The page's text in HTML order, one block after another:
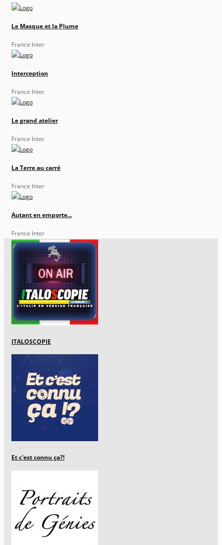
Le Masque et la Plume
France Inter
Interception
France Inter
Le grand atelier
France Inter
La Terre au carré
France Inter
Autant en emporte...
France Inter
ITALOSCOPIE
Et c'est connu ça?!